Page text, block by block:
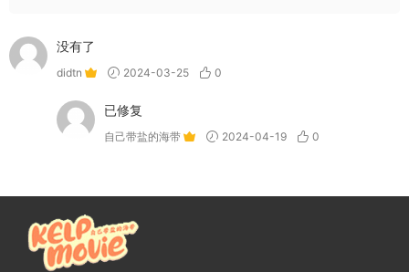
没有了
didtn 2024-03-25 0
已修复
自己带盐的海带 2024-04-19 0